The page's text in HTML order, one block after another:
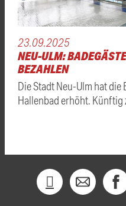
23.09.2025
NEU-ULM:
BEZAHLEN
Die Stadt Neu-Ulm hat
Hallenbad erhöht.